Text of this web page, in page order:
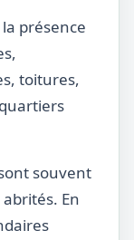
présence
toitures,
souvent
En